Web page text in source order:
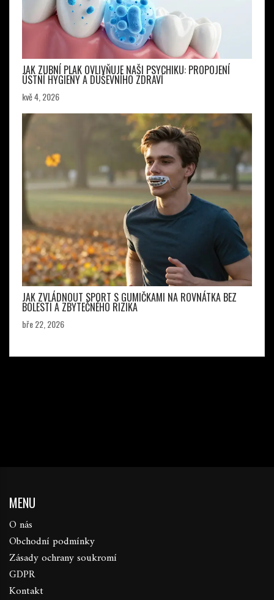
JAK ZUBNÍ PLAK OVLIVŇUJE NAŠI PSYCHIKU: PROPOJENÍ
ÚSTNÍ HYGIENY A DUŠEVNÍHO ZDRAVÍ
kvě 4, 2026
JAK ZVLÁDNOUT SPORT S GUMIČKAMI NA ROVNÁTKA BEZ
BOLESTI A ZBYTEČNÉHO RIZIKA
bře 22, 2026
MENU
O nás
Obchodní podmínky
Zásady ochrany soukromí
GDPR
Kontakt